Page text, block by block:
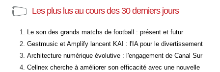
Les plus lus au cours des 30 derniers jours
Le son des grands matchs de football : présent et futur
Gestmusic et Amplify lancent KAI : l'IA pour le divertissement
Architecture numérique évolutive : l'engagement de Canal Sur
Cellnex cherche à améliorer son efficacité avec une nouvelle